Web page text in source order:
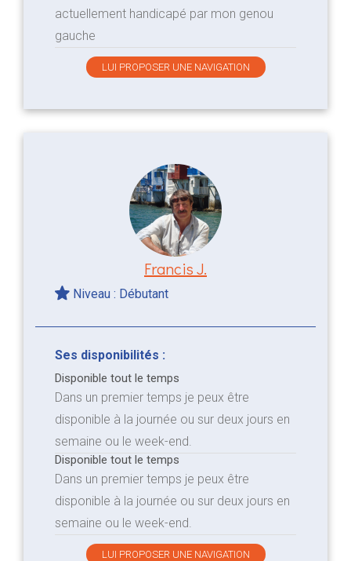
actuellement handicapé par mon genou
gauche
LUI PROPOSER UNE NAVIGATION
Francis J.
Niveau : Débutant
Ses disponibilités :
Disponible tout le temps
Dans un premier temps je peux être
disponible à la journée ou sur deux jours en
semaine ou le week-end.
Disponible tout le temps
Dans un premier temps je peux être
disponible à la journée ou sur deux jours en
semaine ou le week-end.
LUI PROPOSER UNE NAVIGATION